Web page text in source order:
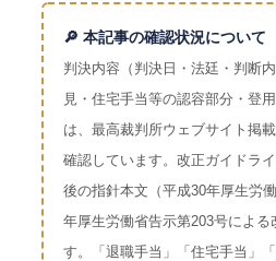
🔎 本記事の確認状況について
判決内容（判決日・法廷・判断
見・住宅手当等の認容部分・登
は、最高裁判所ウェブサイト掲
確認しています。改正ガイドラ
後の指針本文（平成30年厚生労
年厚生労働省告示第203号による
す。「退職手当」「住宅手当」